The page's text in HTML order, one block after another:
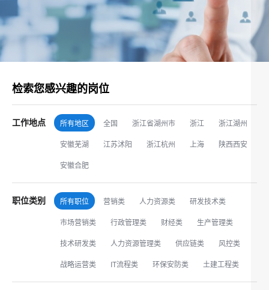
检索您感兴趣的岗位
工作地点 所有地区 全国 浙江省湖州市 浙江 浙江湖州
安徽芜湖 江苏沭阳 浙江杭州 上海 陕西西安
安徽合肥
职位类别 所有职位 营销类 人力资源类 研发技术类
市场营销类 行政管理类 财经类 生产管理类
技术研发类 人力资源管理类 供应链类 风控类
战略运营类 IT流程类 环保安防类 土建工程类